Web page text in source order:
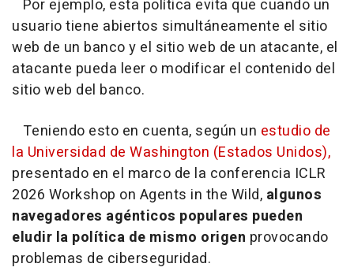
Por ejemplo, esta política evita que cuando un
usuario tiene abiertos simultáneamente el sitio
web de un banco y el sitio web de un atacante, el
atacante pueda leer o modificar el contenido del
sitio web del banco.
Teniendo esto en cuenta, según un estudio de
la Universidad de Washington (Estados Unidos),
presentado en el marco de la conferencia ICLR
2026 Workshop on Agents in the Wild, algunos
navegadores agénticos populares pueden
eludir la política de mismo origen provocando
problemas de ciberseguridad.